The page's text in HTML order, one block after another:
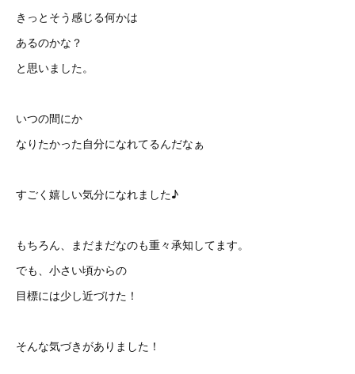
きっとそう感じる何かは
あるのかな？
と思いました。
いつの間にか
なりたかった自分になれてるんだなぁ
すごく嬉しい気分になれました♪
もちろん、まだまだなのも重々承知してます。
でも、小さい頃からの
目標には少し近づけた！
そんな気づきがありました！